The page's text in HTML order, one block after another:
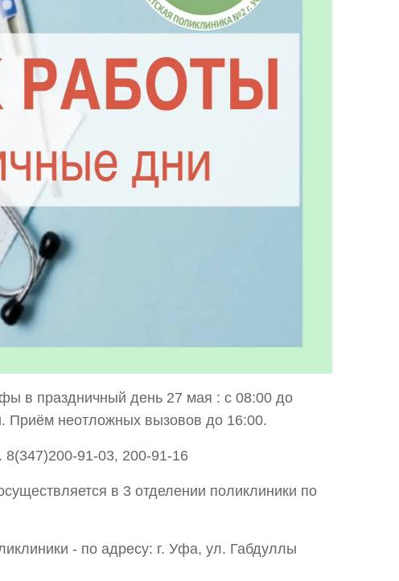
в праздничный день 27 мая : с 08:00 до
Приём неотложных вызовов до 16:00.
91-03, 200-91-16
в 3 отделении поликлиники по
- по адресу: г. Уфа, ул. Габдуллы